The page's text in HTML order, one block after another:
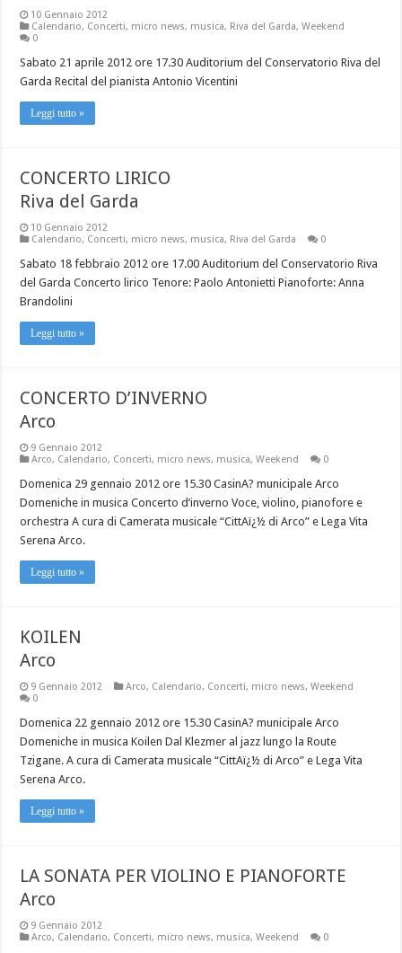
10 Gennaio 2012
Calendario, Concerti, micro news, musica, Riva del Garda,Weekend
0
Sabato 21 aprile 2012 ore 17.30 Auditorium del Conservatorio Riva del
Garda Recital del pianista Antonio Vicentini
Leggi tutto »
CONCERTO LIRICO
Riva del Garda
10 Gennaio 2012
Calendario, Concerti, micro news, musica, Riva del Garda 0
Sabato 18 febbraio 2012 ore 17.00 Auditorium del Conservatorio Riva
del Garda Concerto lirico Tenore: Paolo Antonietti Pianoforte: Anna
Brandolini
Leggi tutto »
CONCERTO D’INVERNO
Arco
9 Gennaio 2012
Arco, Calendario, Concerti, micro news, musica,Weekend 0
Domenica 29 gennaio 2012 ore 15.30 CasinA? municipale Arco
Domeniche in musica Concerto d’inverno Voce, violino, pianofore e
orchestra A cura di Camerata musicale “CittAï¿½ di Arco” e Lega Vita
Serena Arco.
Leggi tutto »
KOILEN
Arco
9 Gennaio 2012 Arco, Calendario, Concerti, micro news,Weekend
0
Domenica 22 gennaio 2012 ore 15.30 CasinA? municipale Arco
Domeniche in musica Koilen Dal Klezmer al jazz lungo la Route
Tzigane. A cura di Camerata musicale “CittAï¿½ di Arco” e Lega Vita
Serena Arco.
Leggi tutto »
LA SONATA PER VIOLINO E PIANOFORTE
Arco
9 Gennaio 2012
Arco, Calendario, Concerti, micro news, musica,Weekend 0